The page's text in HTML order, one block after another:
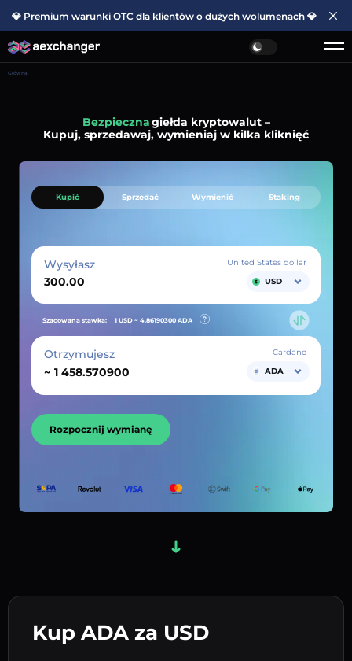
💎 Premium warunki OTC dla klientów o dużych wolumenach 💎
Główna
Prosta
giełda kryptowalut –
Kupuj, sprzedawaj, wymieniaj w kilka kliknięć
Kup ADA za USD
Kupić Sprzedać Wymienić Staking
Wysyłasz
United States dollar
USD
Szacowana stawka: 1 USD ~ 4.86190300 ADA
Otrzymujesz
~
Cardano
ADA
Rozpocznij wymianę